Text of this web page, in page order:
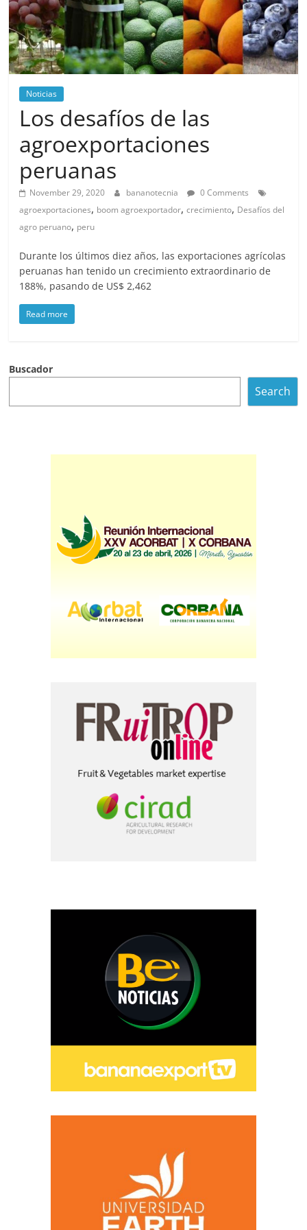
Noticias
Los desafíos de las
agroexportaciones
peruanas
November 29, 2020 bananotecnia
0 Comments
agroexportaciones, boom agroexportador,crecimiento, Desafíos del
agro peruano, peru
Durante los últimos diez años, las exportaciones agrícolas
peruanas han tenido un crecimiento extraordinario de
188%, pasando de US$ 2,462
Read more
Buscador
Search